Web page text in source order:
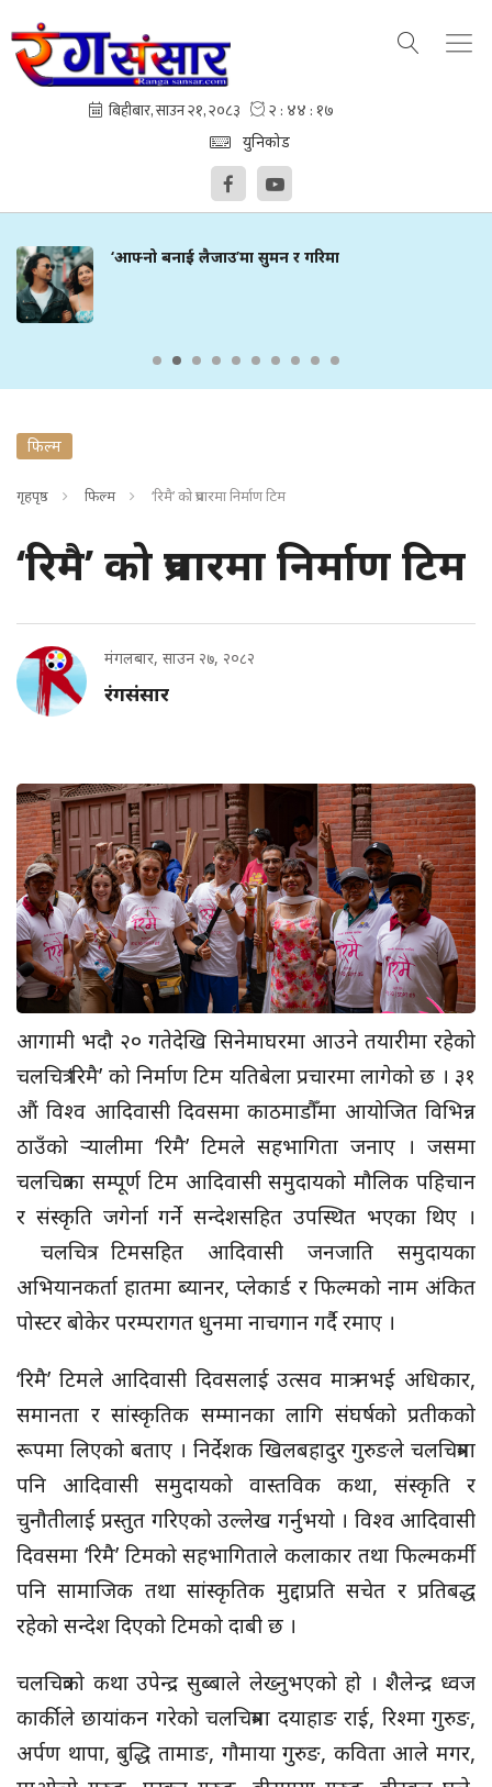
युनिकोड
‘आफ्नो बनाई लैजाउ’मा सुमन र गरिमा
फिल्म
गृहपृष्ठ फिल्म ‘रिमै’ को प्रचारमा निर्माण टिम
‘रिमै’ को प्रचारमा निर्माण टिम
मंगलबार, साउन २७, २०८२
रंगसंसार
आगामी भदौ २० गतेदेखि सिनेमाघरमा आउने तयारीमा रहेको
चलचित्र ‘रिमै’ को निर्माण टिम यतिबेला प्रचारमा लागेको छ । ३१
औं विश्व आदिवासी दिवसमा काठमाडौँमा आयोजित विभिन्न
ठाउँको र्‍यालीमा ‘रिमै’ टिमले सहभागिता जनाए । जसमा
चलचित्रका सम्पूर्ण टिम आदिवासी समुदायको मौलिक पहिचान
र संस्कृति जगेर्ना गर्ने सन्देशसहित उपस्थित भएका थिए ।
चलचित्र टिमसहित आदिवासी जनजाति समुदायका
अभियानकर्ता हातमा ब्यानर, प्लेकार्ड र फिल्मको नाम अंकित
पोस्टर बोकेर परम्परागत धुनमा नाचगान गर्दै रमाए ।
‘रिमै’ टिमले आदिवासी दिवसलाई उत्सव मात्र नभई अधिकार,
समानता र सांस्कृतिक सम्मानका लागि संघर्षको प्रतीकको
रूपमा लिएको बताए । निर्देशक खिलबहादुर गुरुङले चलचित्रमा
पनि आदिवासी समुदायको वास्तविक कथा, संस्कृति र
चुनौतीलाई प्रस्तुत गरिएको उल्लेख गर्नुभयो । विश्व आदिवासी
दिवसमा ‘रिमै’ टिमको सहभागिताले कलाकार तथा फिल्मकर्मी
पनि सामाजिक तथा सांस्कृतिक मुद्दाप्रति सचेत र प्रतिबद्ध
रहेको सन्देश दिएको टिमको दाबी छ ।
चलचित्रको कथा उपेन्द्र सुब्बाले लेख्नुभएको हो । शैलेन्द्र ध्वज
कार्कीले छायांकन गरेको चलचित्रमा दयाहाङ राई, रिश्मा गुरुङ,
अर्पण थापा, बुद्धि तामाङ, गौमाया गुरुङ, कविता आले मगर,